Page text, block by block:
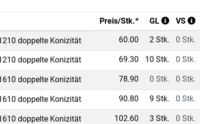
Preis/Stk.* GL VS
doppelte Konizität 60.00 2 Stk. 0 Stk.
doppelte Konizität 69.30 10 Stk. 0 Stk.
doppelte Konizität 78.90 0 Stk. 0 Stk.
doppelte Konizität 90.80 9 Stk. 0 Stk.
doppelte Konizität 102.60 3 Stk. 0 Stk.